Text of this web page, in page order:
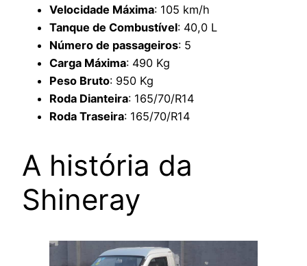
Velocidade Máxima: 105 km/h
Tanque de Combustível: 40,0 L
Número de passageiros: 5
Carga Máxima: 490 Kg
Peso Bruto: 950 Kg
Roda Dianteira: 165/70/R14
Roda Traseira: 165/70/R14
A história da
Shineray